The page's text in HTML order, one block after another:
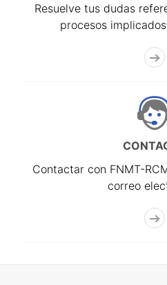
Resuelve tus dudas
procesos
Contactar con FNMT-
correo